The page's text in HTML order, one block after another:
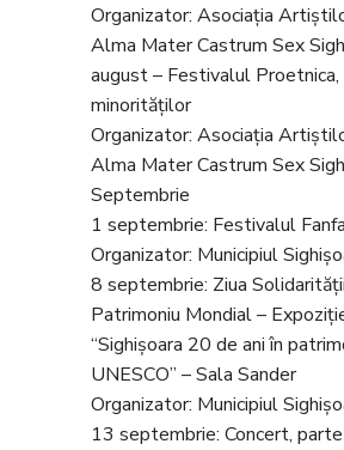
Organizator: Asociația
Alma Mater Castrum Sex
august – Festivalul
minorităților
Organizator: Asociația
Alma Mater Castrum Sex
Septembrie
1 septembrie: Festivalul
Organizator: Municipiul
8 septembrie: Ziua
Patrimoniu Mondial –
“Sighișoara 20 de ani în
UNESCO” – Sala Sander
Organizator: Municipiul
13 septembrie: Concert,